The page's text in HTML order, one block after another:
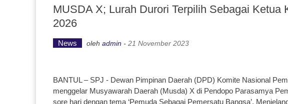
MUSDA X; Lurah Durori Terpilih Sebagai Ketua
2026
News oleh admin - 21 November 2023
BANTUL – SPJ - Dewan Pimpinan Daerah (DPD) Komite Nasional
menggelar Musyawarah Daerah (Musda) X di Pendopo Parasamya
sore hari dengan tema ‘Pemuda Sebagai Pemersatu Bangsa’.